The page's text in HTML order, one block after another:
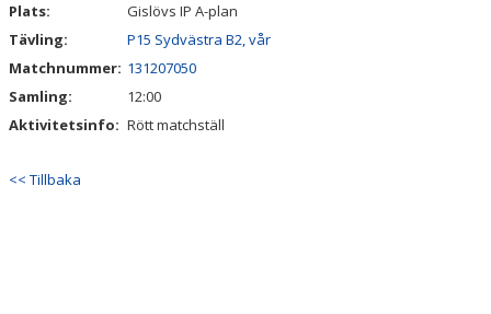
LÄNKAR
NYHETER
Plats:
Gislövs IP A-plan
Tävling:
P15 Sydvästra B2, vår
Matchnummer: 131207050
Samling:
12:00
Aktivitetsinfo: Rött matchställ
<< Tillbaka